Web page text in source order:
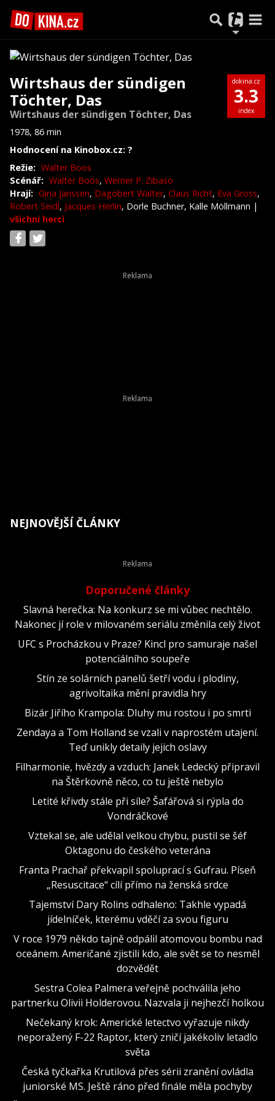
Wirtshaus der sündigen
Töchter, Das
Wirtshaus der sündigen Töchter, Das
1978, 86 min
Hodnocení na Kinobox.cz: ?
dokina.cz
3.3
index
Režie: Walter Boos
Scénář: Walter Boos, Werner P. Zibaso
Hrají: Gina Janssen, Dagobert Walter, Claus Richt, Eva Gross,
Robert Seidl, Jacques Herlin, Dorle Buchner, Kalle Möllmann |
všichni herci
NEJNOVĚJŠÍ ČLÁNKY
Doporučené články
Slavná herečka: Na konkurz se mi vůbec nechtělo.
Nakonec jí role v milovaném seriálu změnila celý život
UFC s Procházkou v Praze? Kincl pro samuraje našel
potenciálního soupeře
Stín ze solárních panelů šetří vodu i plodiny,
agrivoltaika mění pravidla hry
Bizár Jiřího Krampola: Dluhy mu rostou i po smrti
Zendaya a Tom Holland se vzali v naprostém utajení.
Teď unikly detaily jejich oslavy
Filharmonie, hvězdy a vzduch: Janek Ledecký připravil
na Štěrkovně něco, co tu ještě nebylo
Letité křivdy stále při síle? Šafářová si rýpla do
Vondráčkové
Vztekal se, ale udělal velkou chybu, pustil se šéf
Oktagonu do českého veterána
Franta Prachař překvapil spoluprací s Gufrau. Píseň
„Resuscitace“ cílí přímo na ženská srdce
Tajemství Dary Rolins odhaleno: Takhle vypadá
jídelníček, kterému vděčí za svou figuru
V roce 1979 někdo tajně odpálil atomovou bombu nad
oceánem. Američané zjistili kdo, ale svět se to nesměl
dozvědět
Sestra Colea Palmera veřejně pochválila jeho
partnerku Olivii Holderovou. Nazvala ji nejhezčí holkou
Nečekaný krok: Americké letectvo vyřazuje nikdy
neporažený F-22 Raptor, který zničí jakékoliv letadlo
světa
Česká tyčkařka Krutilová přes sérii zranění ovládla
juniorské MS. Ještě ráno před finále měla pochyby